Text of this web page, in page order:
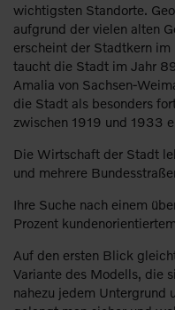
wichtigsten Standorte.
aufgrund der vielen alten
erscheint der Stadtkern
taucht die Stadt im Jahr
Amalia von Sachsen-
die Stadt als besonders
zwischen 1919 und 1933
Die Wirtschaft der Stadt
und mehrere
Ihre Suche nach einem
Prozent
Auf den ersten Blick
Variante des Modells, die
nahezu jedem Untergrund